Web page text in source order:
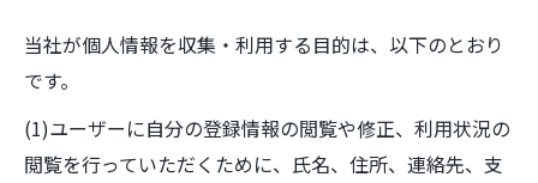
当社が個人情報を収集・利用する目的は、以下のとおり
です。
(1)ユーザーに自分の登録情報の閲覧や修正、利用状況の
閲覧を行っていただくために、氏名、住所、連絡先、支